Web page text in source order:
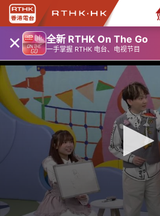
× 全新 RTHK On The Go
一手掌握 RTHK 电台、电视节目